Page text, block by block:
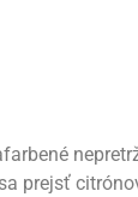
prejsť